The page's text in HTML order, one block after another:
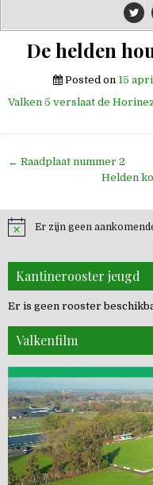
De helden
Posted on 15
Valken 5 verslaat de
Bericht
← Raadplaat nummer 2
Helden
Er zijn geen
Kantinerooster jeugd
Er is geen rooster
Valkenfilm